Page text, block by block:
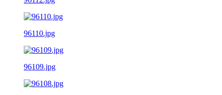
96110.jpg
96109.jpg